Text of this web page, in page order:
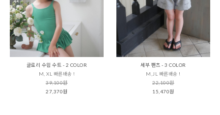
글로리 수읨 수트 - 2 COLOR
M, XL 빠른배송 !
39,100원
27,370원
세부 팬츠 - 3 COLOR
M,JL 빠른배송 !
22,100원
15,470원